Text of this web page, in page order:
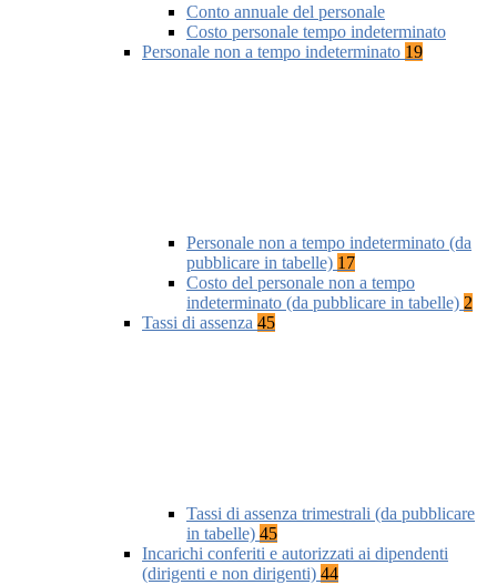
Conto annuale del personale
Costo personale tempo indeterminato
Personale non a tempo indeterminato 19
Personale non a tempo indeterminato (da
pubblicare in tabelle) 17
Costo del personale non a tempo
indeterminato (da pubblicare in tabelle) 2
Tassi di assenza 45
Tassi di assenza trimestrali (da pubblicare
in tabelle) 45
Incarichi conferiti e autorizzati ai dipendenti
(dirigenti e non dirigenti) 44